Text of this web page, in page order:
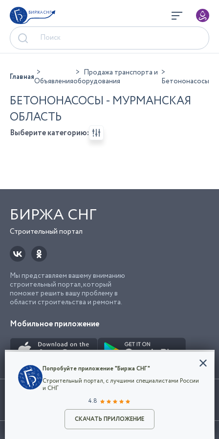
БИРЖА СНГ
Разместить объявление
ГлавнаяОбъявления
Продажа транспорта и
оборудования
Бетононасосы
БЕТОНОНАСОСЫ - МУРМАНСКАЯ
ОБЛАСТЬ
Выберите категорию:
БИРЖА СНГ
Строительный портал
Мы представляем вашему вниманию
строительный портал, который
поможет решить вашу проблему в
области строительства и ремонта.
Мобильное приложение
Использование сайта, в том числе подача объявлений, означает
марки представленные на сайте являются собственностью их
©2026Биржа СНГ
Конфиденциальность
Мы используем файлы cookie, чтобы сделать
наш сайт удобным для каждого
Политикой конфиденциальности компании
и принимаете условия использования cookie.
Попробуйте приложение "Биржа СНГ"
Строительный портал, с лучшими специалистами России
и СНГ
4.8
СКАЧАТЬ ПРИЛОЖЕНИЕ